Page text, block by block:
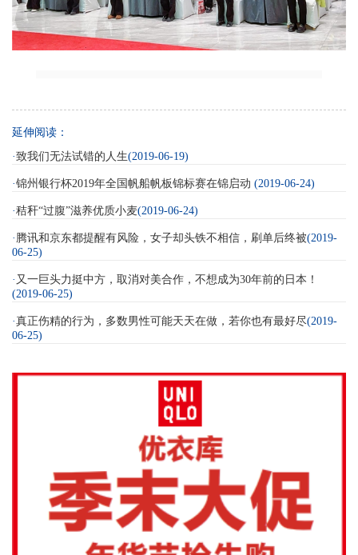
延伸阅读：
·致我们无法试错的人生(2019-06-19)
·锦州银行杯2019年全国帆船帆板锦标赛在锦启动 (2019-06-24)
·秸秆“过腹”滋养优质小麦(2019-06-24)
· 腾讯和京东都提醒有风险，女子却头铁不相信，刷单后终被(2019-
06-25)
· 又一巨头力挺中方，取消对美合作，不想成为30年前的日本！
(2019-06-25)
·真正伤精的行为，多数男性可能天天在做，若你也有最好尽(2019-
06-25)